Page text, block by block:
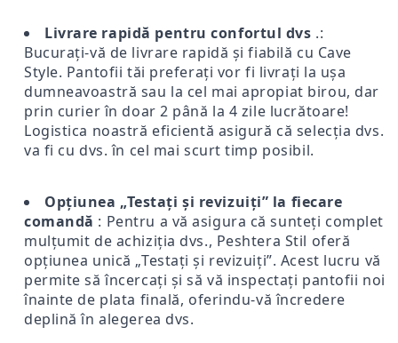
Livrare rapidă pentru confortul dvs .:
Bucurați-vă de livrare rapidă și fiabilă cu Cave
Style. Pantofii tăi preferați vor fi livrați la ușa
dumneavoastră sau la cel mai apropiat birou, dar
prin curier în doar 2 până la 4 zile lucrătoare!
Logistica noastră eficientă asigură că selecția dvs.
va fi cu dvs. în cel mai scurt timp posibil.
Opțiunea „Testați și revizuiți” la fiecare
comandă : Pentru a vă asigura că sunteți complet
mulțumit de achiziția dvs., Peshtera Stil oferă
opțiunea unică „Testați și revizuiți”. Acest lucru vă
permite să încercați și să vă inspectați pantofii noi
înainte de plata finală, oferindu-vă încredere
deplină în alegerea dvs.